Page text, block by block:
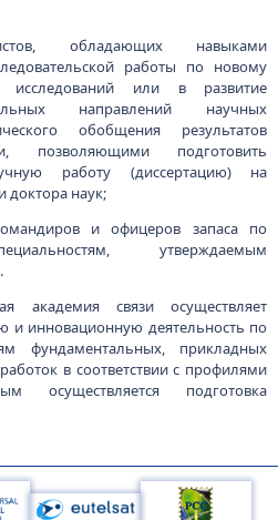
обладающих навыками
работы по новому
исследований или в развитие
направлений научных
обобщения результатов
позволяющими подготовить
работу (диссертацию) на
доктора наук;
и офицеров запаса по
утверждаемым
академия связи осуществляет
и инновационную деятельность по
фундаментальных, прикладных
в соответствии с профилями
осуществляется подготовка